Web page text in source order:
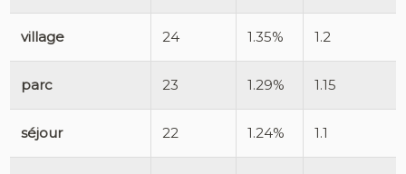
village 24 1.35% 1.2
parc 23 1.29% 1.15
séjour 22 1.24% 1.1